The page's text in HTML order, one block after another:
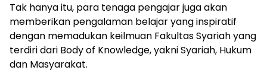
Tak hanya itu, para tenaga pengajar juga akan
memberikan pengalaman belajar yang inspiratif
dengan memadukan keilmuan Fakultas Syariah yang
terdiri dari Body of Knowledge, yakni Syariah, Hukum
dan Masyarakat.